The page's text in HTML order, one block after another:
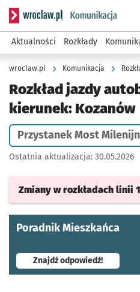
Serwis informacyjny
Aktualności Rozkłady
wroclaw.pl Komunikacja
Rozkład jazdy
kierunek: Kozanów
Przystanek Most
Ostatnia aktualizacja: 30.05.2026
Zmiany w rozkładach linii
Poradnik Mieszkańca
Znajdź odpowiedź!- otworzy